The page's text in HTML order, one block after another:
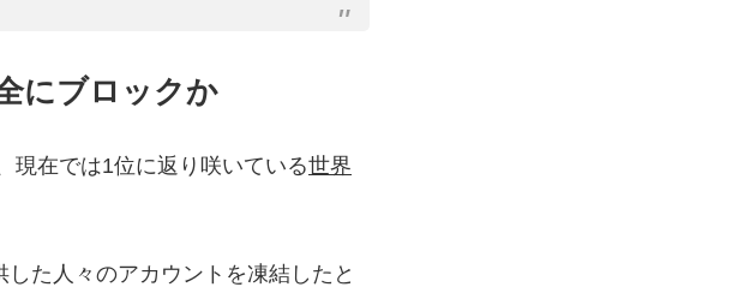
にブロックか
現在では1位に返り咲いている世界
た人々のアカウントを凍結したと